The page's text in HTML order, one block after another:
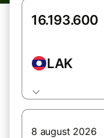
LAK
8 august 2026